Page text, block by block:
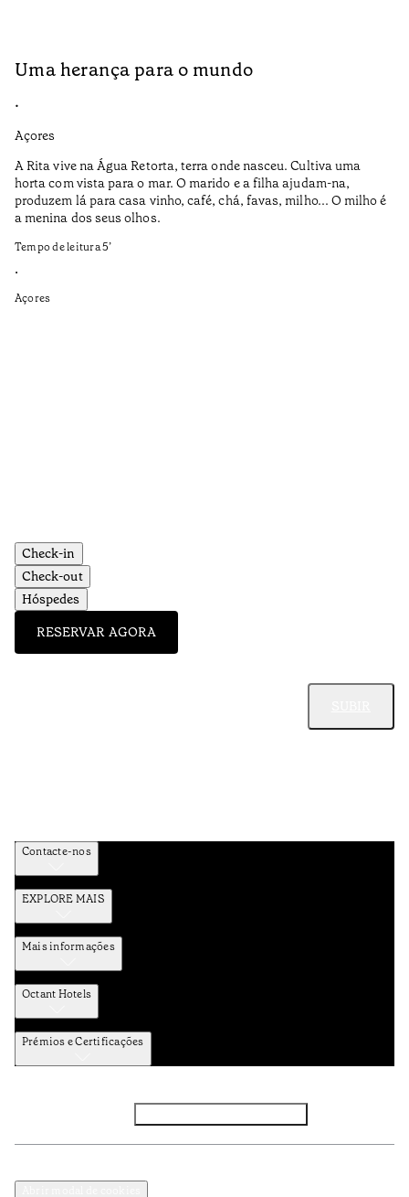
Uma herança para o mundo
•
Açores
A Rita vive na Água Retorta, terra onde nasceu. Cultiva uma
horta com vista para o mar. O marido e a filha ajudam-na,
produzem lá para casa vinho, café, chá, favas, milho... O milho é
a menina dos seus olhos.
Tempo de leitura5’
•
Açores
Check-in
Check-out
Hóspedes
RESERVAR AGORA
Contacte-nos
EXPLORE MAIS
Mais informações
Octant Hotels
Prémios e Certificações